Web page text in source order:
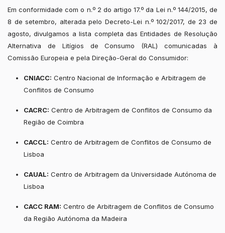
Em conformidade com o n.º 2 do artigo 17.º da Lei n.º 144/2015, de
8 de setembro, alterada pelo Decreto-Lei n.º 102/2017, de 23 de
agosto, divulgamos a lista completa das Entidades de Resolução
Alternativa de Litígios de Consumo (RAL) comunicadas à
Comissão Europeia e pela Direção-Geral do Consumidor:
CNIACC: Centro Nacional de Informação e Arbitragem de
Conflitos de Consumo
CACRC: Centro de Arbitragem de Conflitos de Consumo da
Região de Coimbra
CACCL: Centro de Arbitragem de Conflitos de Consumo de
Lisboa
CAUAL: Centro de Arbitragem da Universidade Autónoma de
Lisboa
CACC RAM: Centro de Arbitragem de Conflitos de Consumo
da Região Autónoma da Madeira